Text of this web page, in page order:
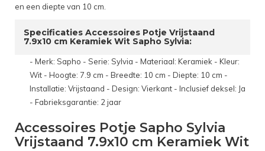
en een diepte van 10 cm.
Specificaties Accessoires Potje Vrijstaand
7.9x10 cm Keramiek Wit Sapho Sylvia:
- Merk: Sapho - Serie: Sylvia - Materiaal: Keramiek - Kleur:
Wit - Hoogte: 7.9 cm - Breedte: 10 cm - Diepte: 10 cm -
Installatie: Vrijstaand - Design: Vierkant - Inclusief deksel: Ja
- Fabrieksgarantie: 2 jaar
Accessoires Potje Sapho Sylvia
Vrijstaand 7.9x10 cm Keramiek Wit